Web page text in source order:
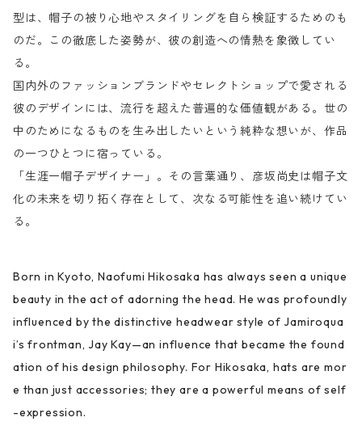
型は、帽子の被り心地やスタイリングを自ら検証するためのも
のだ。この徹底した姿勢が、彼の創造への情熱を象徴してい
る。
国内外のファッションブランドやセレクトショップで愛される
彼のデザインには、流行を超えた普遍的な価値観がある。世の
中のためになるものを生み出したいという純粋な想いが、作品
の一つひとつに宿っている。
「生涯一帽子デザイナー」。その言葉通り、彦坂尚史は帽子文
化の未来を切り拓く存在として、次なる可能性を追い続けてい
る。
Born in Kyoto, Naofumi Hikosaka has always seen a unique
beauty in the act of adorning the head. He was profoundly
influenced by the distinctive headwear style of Jamiroqua
i’s frontman, Jay Kay—an influence that became the found
ation of his design philosophy. For Hikosaka, hats are mor
e than just accessories; they are a powerful means of self
-expression.